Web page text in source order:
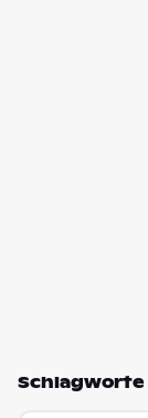
Schlagworte